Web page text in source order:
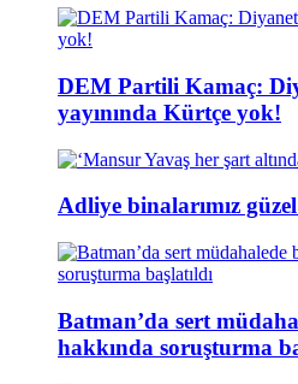
DEM Partili Kamaç:
yayınında Kürtçe yok!
Adliye binalarımız
Batman’da sert
hakkında soruşturma